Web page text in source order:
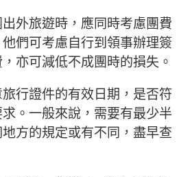
外旅遊時，應同時考慮團費
們可考慮自行到領事辦理簽
亦可減低不成團時的損失。
行證件的有效日期，是否符
。一般來說，需要有最少半
方的規定或有不同，盡早查